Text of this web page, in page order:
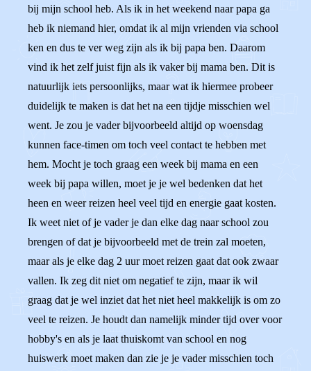
bij mijn school heb. Als ik in het weekend naar papa ga
heb ik niemand hier, omdat ik al mijn vrienden via school
ken en dus te ver weg zijn als ik bij papa ben. Daarom
vind ik het zelf juist fijn als ik vaker bij mama ben. Dit is
natuurlijk iets persoonlijks, maar wat ik hiermee probeer
duidelijk te maken is dat het na een tijdje misschien wel
went. Je zou je vader bijvoorbeeld altijd op woensdag
kunnen face-timen om toch veel contact te hebben met
hem. Mocht je toch graag een week bij mama en een
week bij papa willen, moet je je wel bedenken dat het
heen en weer reizen heel veel tijd en energie gaat kosten.
Ik weet niet of je vader je dan elke dag naar school zou
brengen of dat je bijvoorbeeld met de trein zal moeten,
maar als je elke dag 2 uur moet reizen gaat dat ook zwaar
vallen. Ik zeg dit niet om negatief te zijn, maar ik wil
graag dat je wel inziet dat het niet heel makkelijk is om zo
veel te reizen. Je houdt dan namelijk minder tijd over voor
hobby's en als je laat thuiskomt van school en nog
huiswerk moet maken dan zie je je vader misschien toch